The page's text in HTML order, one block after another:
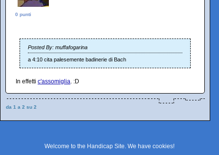
0 punti
Posted By: muffafogarina
a 4:10 cita palesemente badinerie di Bach
In effetti c'assomiglia. :D
da 1 a 2 su 2
Welcome to the Handicap Site. We have cookies!